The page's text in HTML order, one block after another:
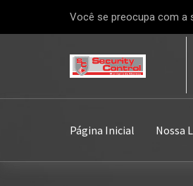
Você se preocupa com a
Página Inicial Nossa